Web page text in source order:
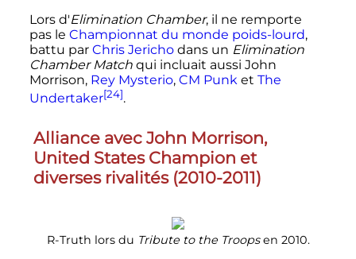
Lors d'Elimination Chamber, il ne remporte
pas le Championnat du monde poids-lourd,
battu par Chris Jerichodans un Elimination
Chamber Matchqui incluait aussi John
Morrison, Rey Mysterio, CM Punk et The
Undertaker[24].
Alliance avec John Morrison,
United States Champion et
diverses rivalités (2010-2011)
R-Truth lors du Tribute to the Troopsen 2010.